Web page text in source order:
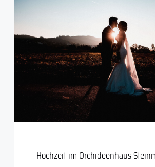
Hochzeit im Orchideenhaus